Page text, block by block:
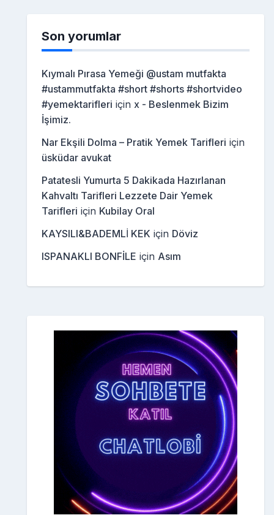
Son yorumlar
Kıymalı Pırasa Yemeği @ustam mutfakta
#ustammutfakta #short #shorts #shortvideo
#yemektarifleri için x - Beslenmek Bizim
İşimiz.
Nar Ekşili Dolma – Pratik Yemek Tarifleri için
üsküdar avukat
Patatesli Yumurta 5 Dakikada Hazırlanan
Kahvaltı Tarifleri Lezzete Dair Yemek
Tarifleri için Kubilay Oral
KAYSILI&BADEMLİ KEK için Döviz
ISPANAKLI BONFİLE için Asım